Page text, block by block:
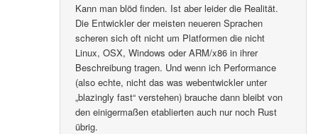
Kann man blöd finden. Ist aber leider die Realität.
Die Entwickler der meisten neueren Sprachen
scheren sich oft nicht um Platformen die nicht
Linux, OSX, Windows oder ARM/x86 in ihrer
Beschreibung tragen. Und wenn ich Performance
(also echte, nicht das was webentwickler unter
„blazingly fast“ verstehen) brauche dann bleibt von
den einigermaßen etablierten auch nur noch Rust
übrig.